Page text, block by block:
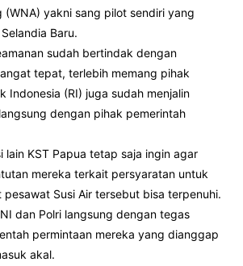
(WNA) yakni sang pilot sendiri yang
Baru.
sudah bertindak dengan
tepat, terlebih memang pihak
Indonesia (RI) juga sudah menjalin
dengan pihak pemerintah
lain KST Papua tetap saja ingin agar
mereka terkait persyaratan untuk
Susi Air tersebut bisa terpenuhi.
dan Polri langsung dengan tegas
permintaan mereka yang dianggap
akal.